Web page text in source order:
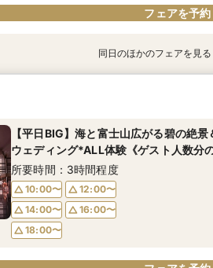
フェアを予約
＜式場探しを始めたばかりのふたりに
所要時間：1時間30分程度
9:00〜
9:00〜
9:30〜
10:00〜
15:00〜
18:00〜
【6名～貸切◎おもてなし家族婚】碧
円分プレゼント》
所要時間：3時間程度
9:00〜
9:30〜
15:00〜
18:00〜
同日のほかのフェアを見る
【平日BIG】海と富士山広がる碧の絶
ウェディング*ALL体験《ゲスト人数分
所要時間：3時間程度
10:00〜
12:00〜
14:00〜
16:00〜
18:00〜